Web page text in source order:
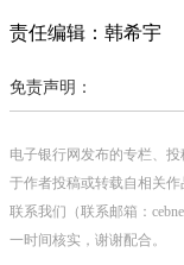
责任编辑：韩希宇
免责声明：
电子银行网发布的专栏、
于作者投稿或转载自相关
联系我们（联系邮箱：
一时间核实，谢谢配合。